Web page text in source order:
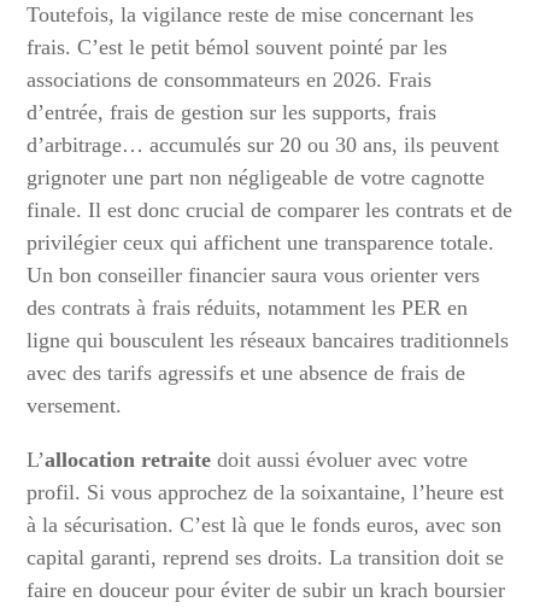
Toutefois, la vigilance reste de mise concernant les
frais. C’est le petit bémol souvent pointé par les
associations de consommateurs en 2026. Frais
d’entrée, frais de gestion sur les supports, frais
d’arbitrage… accumulés sur 20 ou 30 ans, ils peuvent
grignoter une part non négligeable de votre cagnotte
finale. Il est donc crucial de comparer les contrats et de
privilégier ceux qui affichent une transparence totale.
Un bon conseiller financier saura vous orienter vers
des contrats à frais réduits, notamment les PER en
ligne qui bousculent les réseaux bancaires traditionnels
avec des tarifs agressifs et une absence de frais de
versement.
L’allocation retraite doit aussi évoluer avec votre
profil. Si vous approchez de la soixantaine, l’heure est
à la sécurisation. C’est là que le fonds euros, avec son
capital garanti, reprend ses droits. La transition doit se
faire en douceur pour éviter de subir un krach boursier